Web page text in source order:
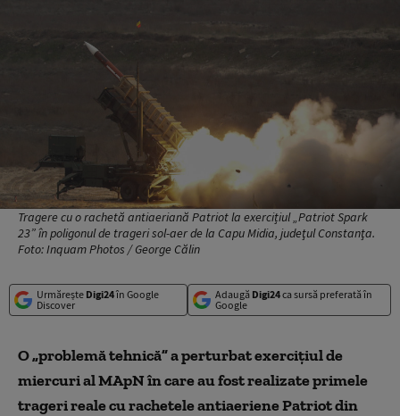
Tragere cu o rachetă antiaeriană Patriot la exercițiul „Patriot Spark
23” în poligonul de trageri sol-aer de la Capu Midia, judeţul Constanţa.
Foto: Inquam Photos / George Călin
Urmărește Digi24în Google
Discover
Adaugă Digi24ca sursă preferată în
Google
O „problemă tehnică” a perturbat exercițiul de
miercuri al MApN în care au fost realizate primele
trageri reale cu rachetele antiaeriene Patriot din